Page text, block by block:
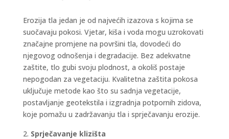
Erozija tla jedan je od najvećih izazova s kojima se
suočavaju pokosi. Vjetar, kiša i voda mogu uzrokovati
značajne promjene na površini tla, dovodeći do
njegovog odnošenja i degradacije. Bez adekvatne
zaštite, tlo gubi svoju plodnost, a okoliš postaje
nepogodan za vegetaciju. Kvalitetna zaštita pokosa
uključuje metode kao što su sadnja vegetacije,
postavljanje geotekstila i izgradnja potpornih zidova,
koje pomažu u zadržavanju tla i sprječavanju erozije.
Sprječavanje klizišta